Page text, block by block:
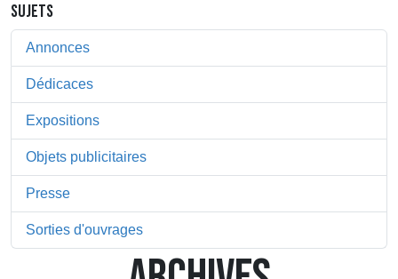
SUJETS
Annonces
Dédicaces
Expositions
Objets publicitaires
Presse
Sorties d'ouvrages